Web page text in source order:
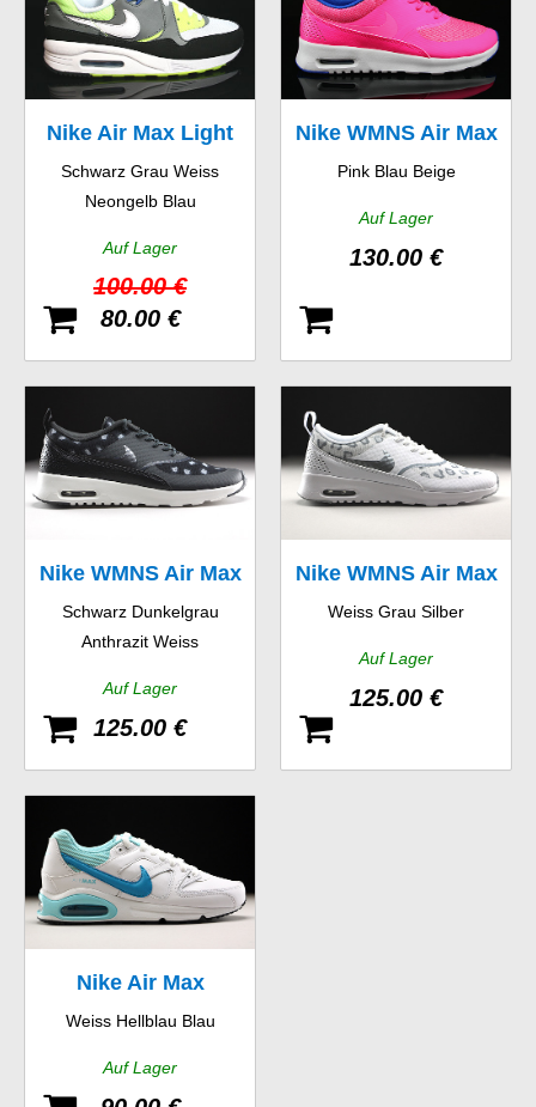
Nike Air Max Light
GS
Schwarz Grau Weiss
Neongelb Blau
Auf Lager
100.00 €
80.00 €
Nike WMNS Air Max
Thea Premium
Pink Blau Beige
Auf Lager
130.00 €
Nike WMNS Air Max
Thea Print
Schwarz Dunkelgrau
Anthrazit Weiss
Auf Lager
125.00 €
Nike WMNS Air Max
Thea Print
Weiss Grau Silber
Auf Lager
125.00 €
Nike Air Max
Command Leather
GS
Weiss Hellblau Blau
Auf Lager